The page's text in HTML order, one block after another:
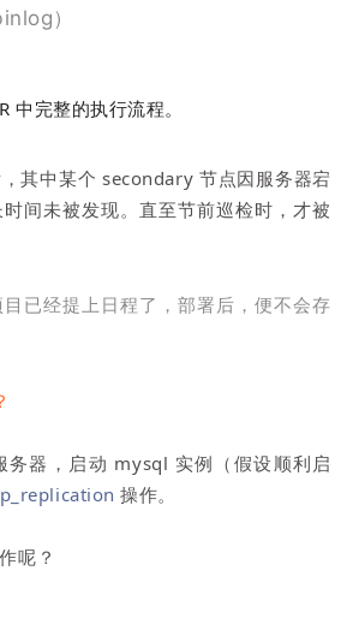
）
中完整的执行流程。
其中某个 secondary 节点因服务器宕
间未被发现。直至节前巡检时，才被
已经提上日程了，部署后，便不会存
务器，启动 mysql 实例（假设顺利启
操作。
呢？